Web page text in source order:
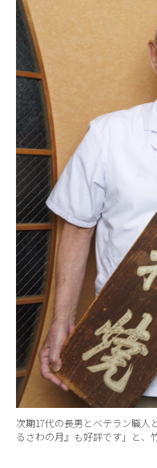
次期17代の長男とベテラン職人
るさわの月』も好評です」と、